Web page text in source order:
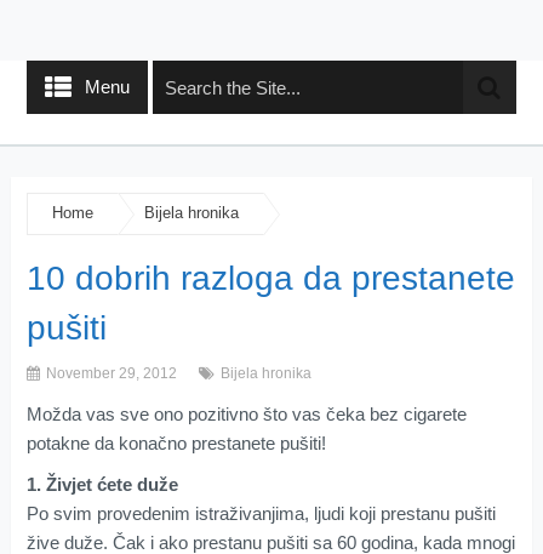
Menu
Home Bijela hronika
10 dobrih razloga da prestanete
pušiti
November 29, 2012 Bijela hronika
Možda vas sve ono pozitivno što vas čeka bez cigarete
potakne da konačno prestanete pušiti!
1. Živjet ćete duže
Po svim provedenim istraživanjima, ljudi koji prestanu pušiti
žive duže. Čak i ako prestanu pušiti sa 60 godina, kada mnogi